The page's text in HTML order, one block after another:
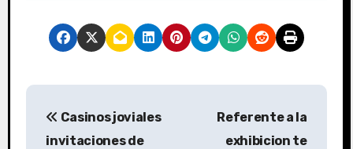
P
Casinos joviales
invitaciones de
Referente a la
exhibicion te